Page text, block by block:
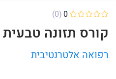
(0) 0
קורס תזונה טבעית
רפואה אלטרנטיבית